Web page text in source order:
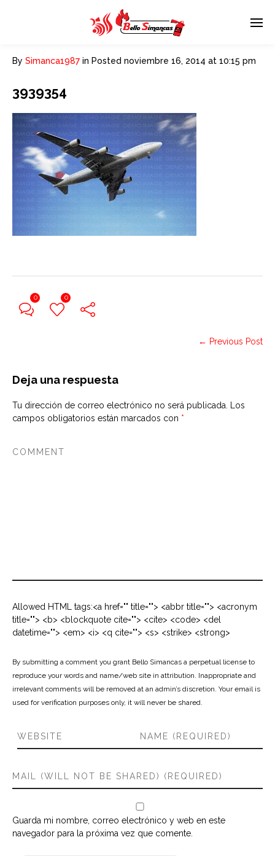
By Simanca1987 in Posted noviembre 16, 2014 at 10:15 pm
3939354
0 0
← Previous Post
Deja una respuesta
Tu dirección de correo electrónico no será publicada.
Los
campos obligatorios están marcados con *
Allowed HTML tags:<a href="" title=""> <abbr title=""> <acronym
title=""> <b> <blockquote cite=""> <cite> <code> <del
datetime=""> <em> <i> <q cite=""> <s> <strike> <strong>
By submitting a comment you grant Bello Simancas a perpetual license to
reproduce your words and name/web site in attribution. Inappropriate and
irrelevant comments will be removed at an admin’s discretion. Your email is
used for verification purposes only, it will never be shared.
Guarda mi nombre, correo electrónico y web en este
navegador para la próxima vez que comente.